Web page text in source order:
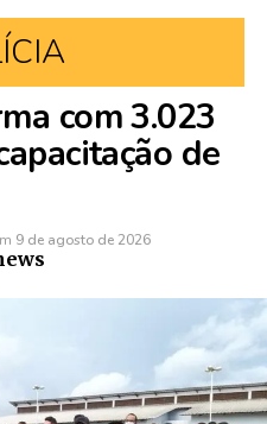
com 3.023
de
9 de agosto de 2026